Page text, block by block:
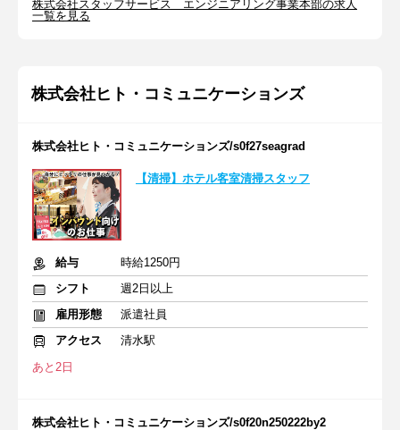
株式会社スタッフサービス エンジニアリング事業本部の求人
一覧を見る
株式会社ヒト・コミュニケーションズ
株式会社ヒト・コミュニケーションズ/s0f27seagrad
【清掃】ホテル客室清掃スタッフ
給与
時給1250円
シフト
週2日以上
雇用形態
派遣社員
アクセス
清水駅
あと2日
株式会社ヒト・コミュニケーションズ/s0f20n250222by2